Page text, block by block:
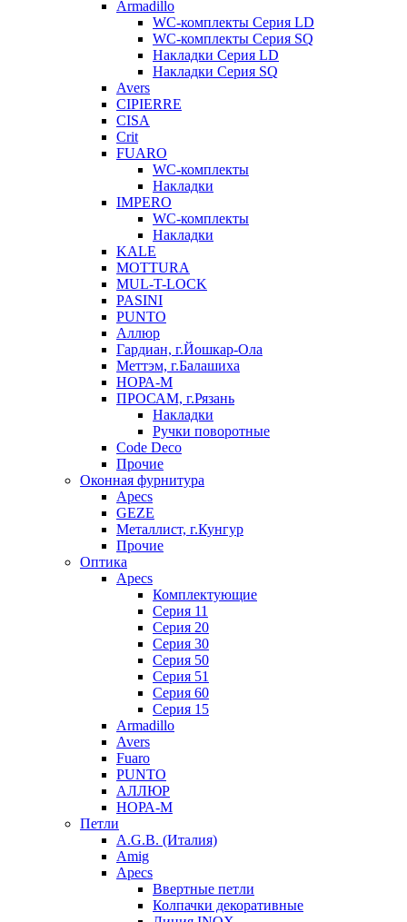
Armadillo
WC-комплекты Серия LD
WC-комплекты Серия SQ
Накладки Серия LD
Накладки Серия SQ
Avers
CIPIERRE
CISA
Crit
FUARO
WC-комплекты
Накладки
IMPERO
WC-комплекты
Накладки
KALE
MOTTURA
MUL-T-LOCK
PASINI
PUNTO
Аллюр
Гардиан, г.Йошкар-Ола
Меттэм, г.Балашиха
НОРА-М
ПРОСАМ, г.Рязань
Накладки
Ручки поворотные
Code Deco
Прочие
Оконная фурнитура
Apecs
GEZE
Металлист, г.Кунгур
Прочие
Оптика
Apecs
Комплектующие
Серия 11
Серия 20
Серия 30
Серия 50
Серия 51
Серия 60
Серия 15
Armadillo
Avers
Fuaro
PUNTO
АЛЛЮР
НОРА-М
Петли
A.G.B. (Италия)
Amig
Apecs
Ввертные петли
Колпачки декоративные